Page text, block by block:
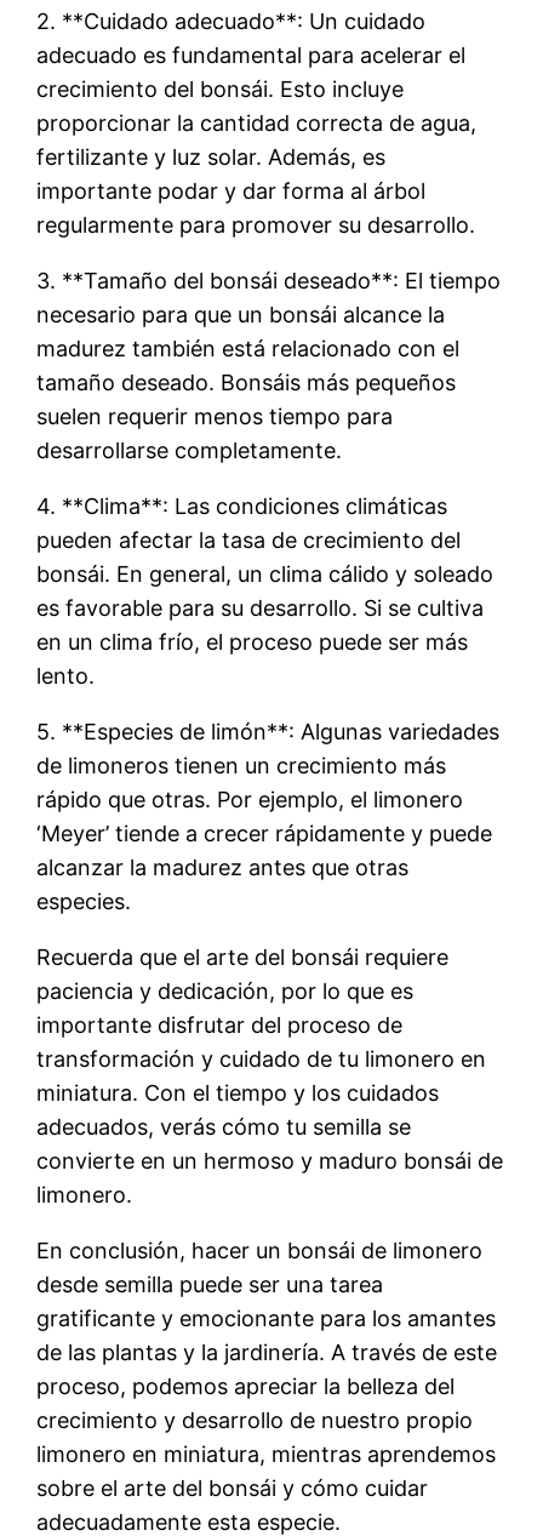
2. **Cuidado adecuado**: Un cuidado
adecuado es fundamental para acelerar el
crecimiento del bonsái. Esto incluye
proporcionar la cantidad correcta de agua,
fertilizante y luz solar. Además, es
importante podar y dar forma al árbol
regularmente para promover su desarrollo.
3. **Tamaño del bonsái deseado**: El tiempo
necesario para que un bonsái alcance la
madurez también está relacionado con el
tamaño deseado. Bonsáis más pequeños
suelen requerir menos tiempo para
desarrollarse completamente.
4. **Clima**: Las condiciones climáticas
pueden afectar la tasa de crecimiento del
bonsái. En general, un clima cálido y soleado
es favorable para su desarrollo. Si se cultiva
en un clima frío, el proceso puede ser más
lento.
5. **Especies de limón**: Algunas variedades
de limoneros tienen un crecimiento más
rápido que otras. Por ejemplo, el limonero
‘Meyer’ tiende a crecer rápidamente y puede
alcanzar la madurez antes que otras
especies.
Recuerda que el arte del bonsái requiere
paciencia y dedicación, por lo que es
importante disfrutar del proceso de
transformación y cuidado de tu limonero en
miniatura. Con el tiempo y los cuidados
adecuados, verás cómo tu semilla se
convierte en un hermoso y maduro bonsái de
limonero.
En conclusión, hacer un bonsái de limonero
desde semilla puede ser una tarea
gratificante y emocionante para los amantes
de las plantas y la jardinería. A través de este
proceso, podemos apreciar la belleza del
crecimiento y desarrollo de nuestro propio
limonero en miniatura, mientras aprendemos
sobre el arte del bonsái y cómo cuidar
adecuadamente esta especie.